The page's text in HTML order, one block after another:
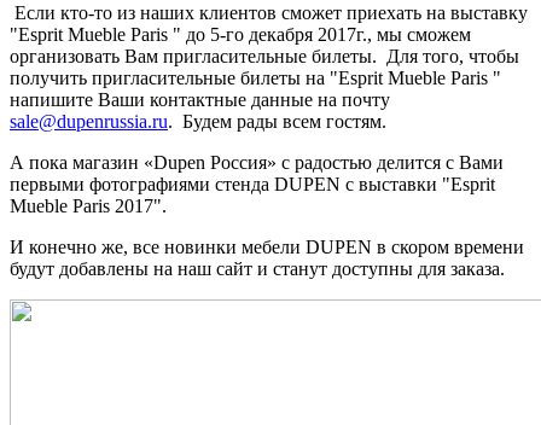
Если кто-то из наших клиентов сможет приехать на выставку
"Esprit Mueble Paris " до 5-го декабря 2017г., мы сможем
организовать Вам пригласительные билеты. Для того, чтобы
получить пригласительные билеты на "Esprit Mueble Paris "
напишите Ваши контактные данные на почту
sale@dupenrussia.ru. Будем рады всем гостям.
А пока магазин «Dupen Россия» с радостью делится с Вами
первыми фотографиями стенда DUPEN с выставки "Esprit
Mueble Paris 2017".
И конечно же, все новинки мебели DUPEN в скором времени
будут добавлены на наш сайт и станут доступны для заказа.